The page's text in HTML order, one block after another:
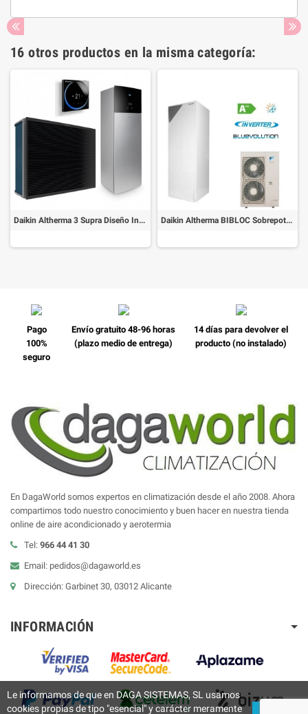
16 otros productos en la misma categoría:
Daikin Altherma 3 Supra Diseño Integrado RAVX1623DG Daikin Altherma BIBLOC Sobrepotenciada BIWF1118CBV Trifásica
Pago
100%
seguro
Envío gratuito 48-96 horas
(plazo medio de entrega)
14 días para devolver el
producto (no instalado)
En DagaWorld somos expertos en climatización desde el año 2008. Ahora
compartimos todo nuestro conocimiento y buen hacer en nuestra tienda
online de aire acondicionado y aerotermia
Tel: 966 44 41 30
Email: pedidos@dagaworld.es
Dirección: Garbinet 30, 03012 Alicante
INFORMACIÓN
Le informamos de que en DAGA SISTEMAS, SL usamos
cookies propias de tipo "esencial" y carácter meramente